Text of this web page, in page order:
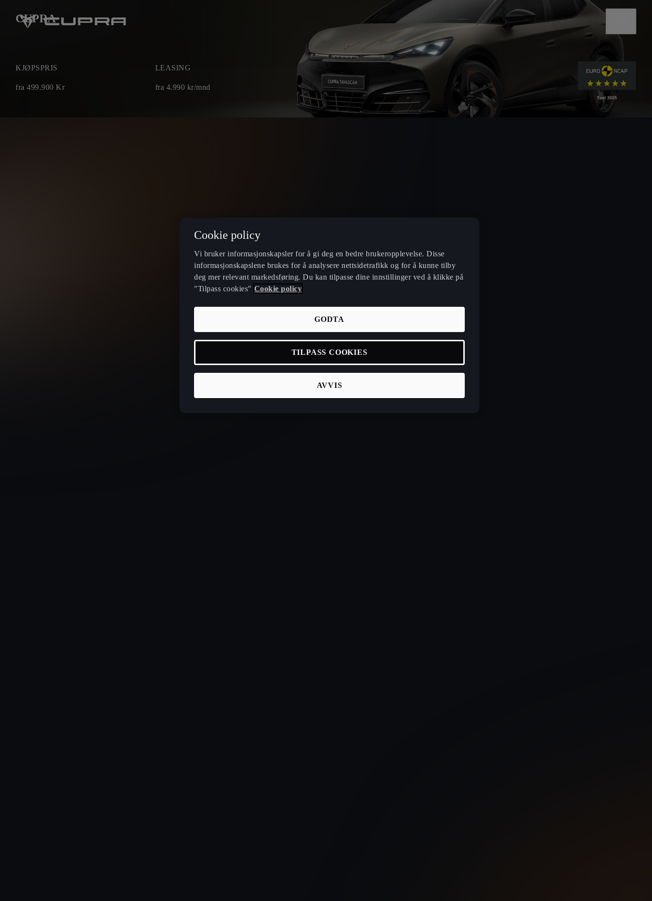
CUPRA
KJØPSPRIS
fra 499.900 Kr
LEASING
fra 4.990 kr/mnd
Cookie policy
Vi bruker informasjonskapsler for å gi deg en bedre brukeropplevelse. Disse
informasjonskapslene brukes for å analysere nettsidetrafikk og for å kunne tilby
deg mer relevant markedsføring. Du kan tilpasse dine innstillinger ved å klikke på
"Tilpass cookies" Cookie policy
AVVIS
GODTA
TILPASS COOKIES